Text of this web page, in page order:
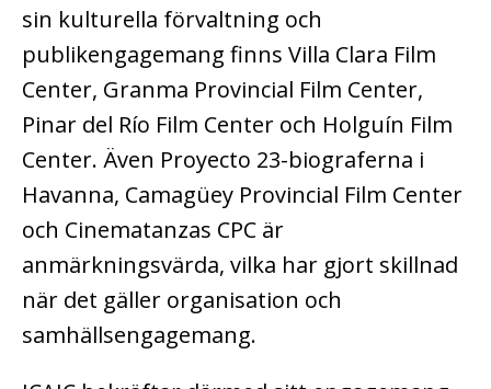
sin kulturella förvaltning och
publikengagemang finns Villa Clara Film
Center, Granma Provincial Film Center,
Pinar del Río Film Center och Holguín Film
Center. Även Proyecto 23-biograferna i
Havanna, Camagüey Provincial Film Center
och Cinematanzas CPC är
anmärkningsvärda, vilka har gjort skillnad
när det gäller organisation och
samhällsengagemang.